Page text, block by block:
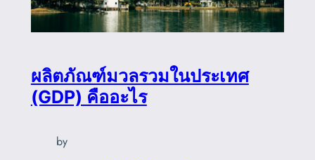
ผลิตภัณฑ์มวลรวมในประเทศ
(GDP) คืออะไร
by